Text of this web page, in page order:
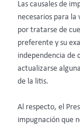
Las causales de
necesarios para la
por tratarse de
preferente y su
independencia de
actualizarse
de la litis.
Al respecto, el
impugnación que